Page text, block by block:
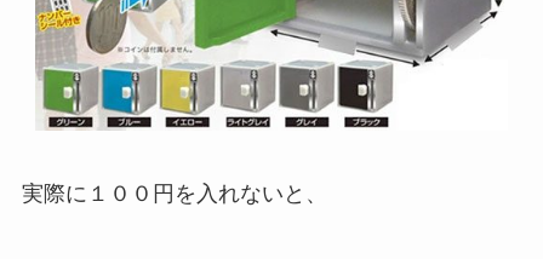
実際に１００円を入れないと、